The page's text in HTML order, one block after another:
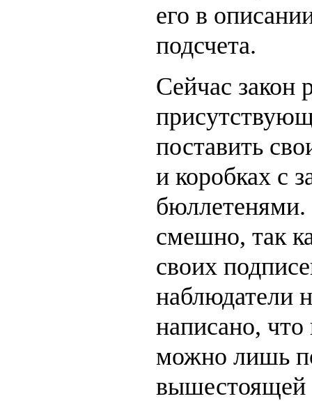
его в
подсчета.
Сейчас закон
поставить
и коробках с
смешно, так
своих
наблюдатели
написано,
можно лишь
вышестоящей